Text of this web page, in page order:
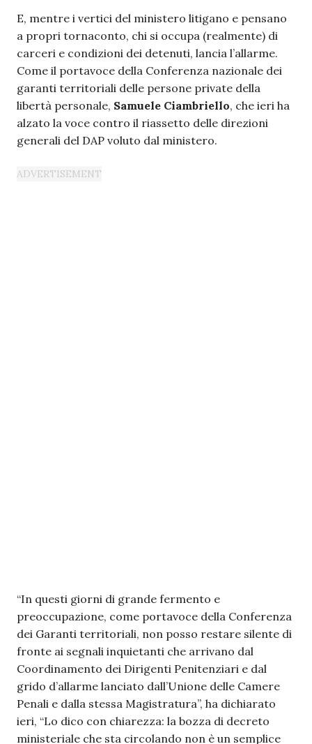
E, mentre i vertici del ministero litigano e pensano
a propri tornaconto, chi si occupa (realmente) di
carceri e condizioni dei detenuti, lancia l’allarme.
Come il portavoce della Conferenza nazionale dei
garanti territoriali delle persone private della
libertà personale, Samuele Ciambriello, che ieri ha
alzato la voce contro il riassetto delle direzioni
generali del DAP voluto dal ministero.
“In questi giorni di grande fermento e
preoccupazione, come portavoce della Conferenza
dei Garanti territoriali, non posso restare silente di
fronte ai segnali inquietanti che arrivano dal
Coordinamento dei Dirigenti Penitenziari e dal
grido d’allarme lanciato dall’Unione delle Camere
Penali e dalla stessa Magistratura”, ha dichiarato
ieri, “Lo dico con chiarezza: la bozza di decreto
ministeriale che sta circolando non è un semplice